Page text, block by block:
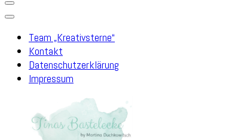
Team „Kreativsterne“
Kontakt
Datenschutzerklärung
Impressum